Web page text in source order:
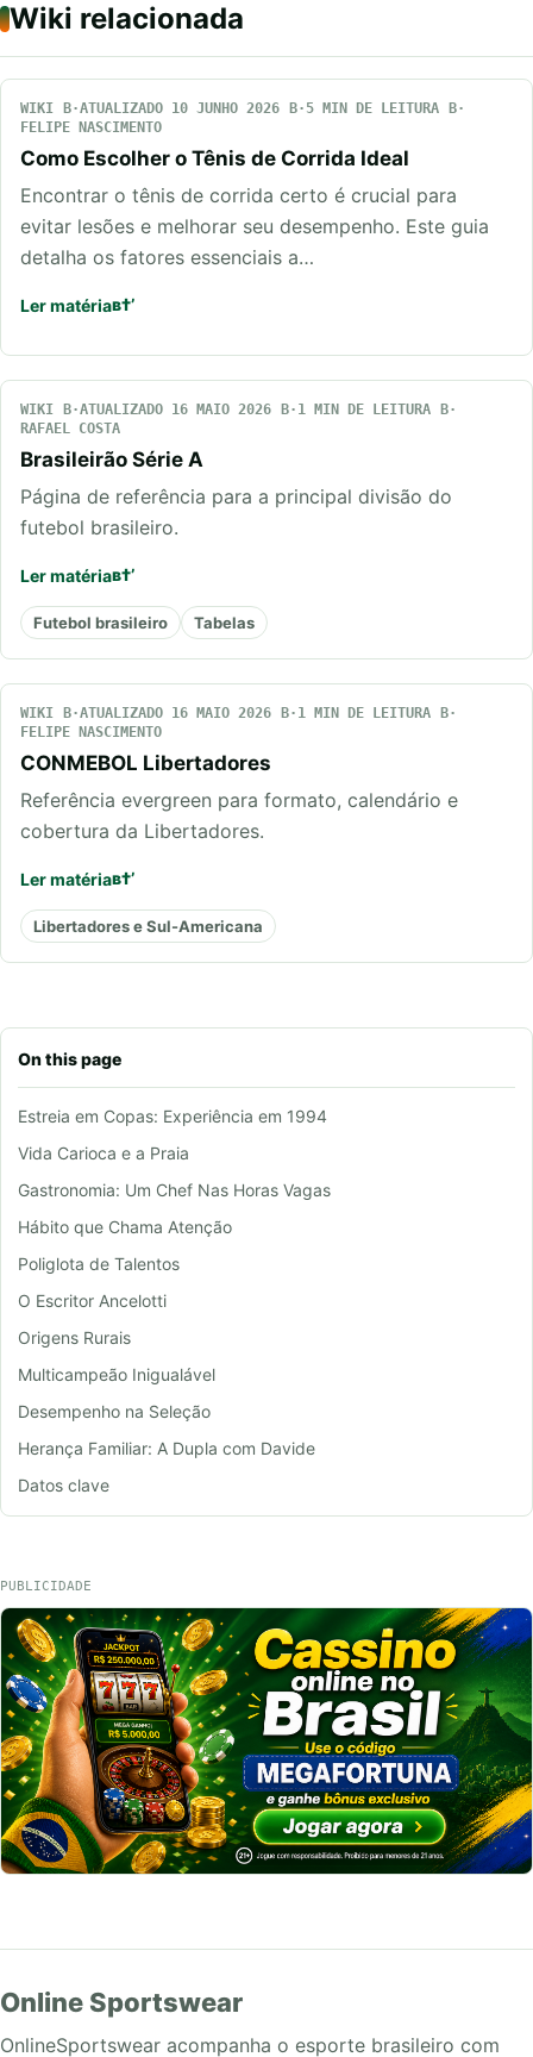
On this page
Estreia em Copas: Experiência em 1994
Vida Carioca e a Praia
Gastronomia: Um Chef Nas Horas Vagas
Hábito que Chama Atenção
Poliglota de Talentos
O Escritor Ancelotti
Origens Rurais
Multicampeão Inigualável
Desempenho na Seleção
Herança Familiar: A Dupla com Davide
Datos clave
Wiki relacionada
WIKI ATUALIZADO 10 JUNHO 2026
5 MIN DE LEITURA
FELIPE NASCIMENTO
Como Escolher o Tênis de Corrida Ideal
Encontrar o tênis de corrida certo é crucial para
evitar lesões e melhorar seu desempenho. Este guia
detalha os fatores essenciais a…
Ler matéria
WIKI ATUALIZADO 16 MAIO 2026
1 MIN DE LEITURA
RAFAEL COSTA
Brasileirão Série A
Página de referência para a principal divisão do
futebol brasileiro.
Ler matéria
Futebol brasileiro Tabelas
WIKI ATUALIZADO 16 MAIO 2026
1 MIN DE LEITURA
FELIPE NASCIMENTO
CONMEBOL Libertadores
Referência evergreen para formato, calendário e
cobertura da Libertadores.
Ler matéria
Libertadores e Sul-Americana
PUBLICIDADE
Online Sportswear
OnlineSportswear acompanha o esporte brasileiro com